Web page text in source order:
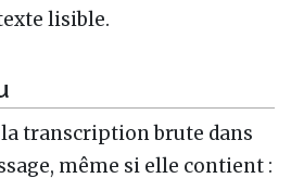
lisible.
transcription brute dans
même si elle contient :